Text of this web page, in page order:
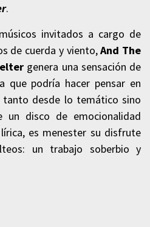
.
invitados a cargo de
de cuerda y viento,And The
genera una sensación de
que podría hacer pensar en
tanto desde lo temático sino
disco de emocionalidad
es menester su disfrute
un trabajo soberbio y